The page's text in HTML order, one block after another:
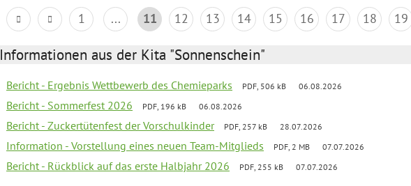
1 ... 11 12 13 14 15 16 17 18 19
Informationen aus der Kita "Sonnenschein"
Bericht - Ergebnis Wettbewerb des Chemieparks PDF, 506 kB 06.08.2026
Bericht - Sommerfest 2026 PDF, 196 kB 06.08.2026
Bericht - Zuckertütenfest der Vorschulkinder PDF, 257 kB 28.07.2026
Information - Vorstellung eines neuen Team-Mitglieds PDF, 2 MB 07.07.2026
Bericht - Rückblick auf das erste Halbjahr 2026 PDF, 255 kB 07.07.2026